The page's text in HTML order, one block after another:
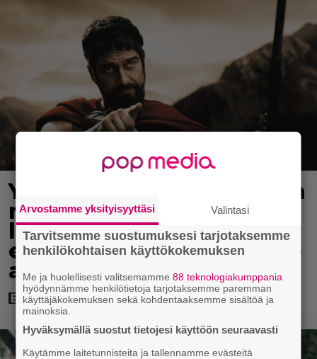
Yöllä tv:ssä: Sotaelokuvan
näyttelijät kasvattivat
lihakset nopeasti
erikoisella kikalla – IMDb-
arvosana on 7,6
Arvostamme yksityisyyttäsi Valintasi
Tarvitsemme suostumuksesi tarjotaksemme
henkilökohtaisen käyttökokemuksen
Me ja huolellisesti valitsemamme88 teknologiakumppania
hyödynnämme henkilötietoja tarjotaksemme paremman
käyttäjäkokemuksen sekä kohdentaaksemme sisältöä ja
mainoksia.
Hyväksymällä suostut tietojesi käyttöön seuraavasti
Käytämme laitetunnisteita ja tallennamme evästeitä